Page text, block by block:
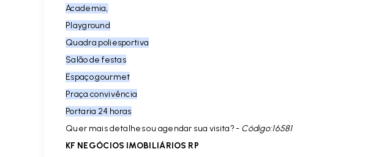
Academia,
Playground
Quadra poliesportiva
Salão de festas
Espaço gourmet
Praça convivência
Portaria 24 horas
Quer mais detalhes ou agendar sua visita? - Código:16581
KF NEGÓCIOS IMOBILIÁRIOS RP